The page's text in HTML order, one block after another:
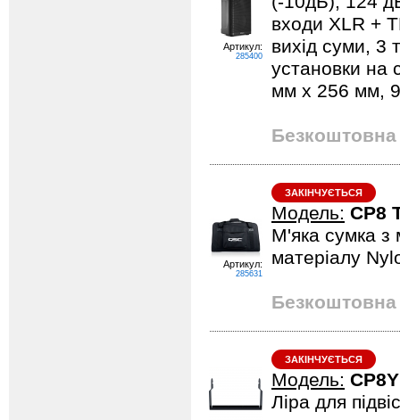
Артикул:
285400
входи XLR +
вихід суми, 3
установки на
мм x 256 мм,
Безкоштовна
Артикул:
285631
ЗАКІНЧУЄТЬСЯ
Модель: CP8
М'яка сумка з
матеріалу
Безкоштовна
ЗАКІНЧУЄТЬСЯ
Модель:
Ліра для